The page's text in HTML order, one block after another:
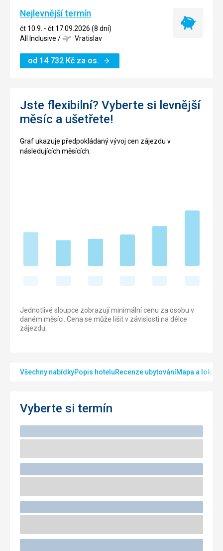
Nejlevnější termín
čt 10.9. - čt 17.09.2026 (8 dní)
All Inclusive / Vratislav
od 14 732 Kč za os.
Nejlevnější
Jste flexibilní? Vyberte si levnější
měsíc a ušetřete!
Graf ukazuje předpokládaný vývoj cen zájezdu v
následujících měsících.
Jednotlivé sloupce zobrazují minimální cenu za osobu v
daném měsíci. Cena se může lišit v závislosti na délce
zájezdu.
Všechny nabídkyPopis hoteluRecenze ubytováníMapa a
Vyberte si termín